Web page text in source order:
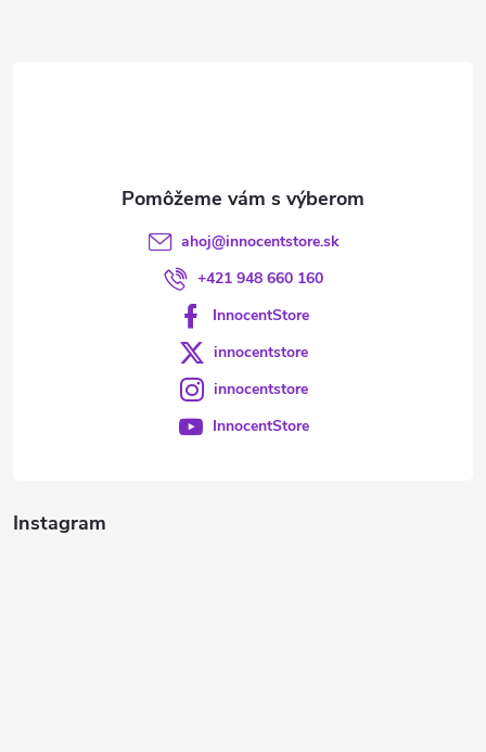
Instagram
ahoj@innocentstore.sk
+421 948 660 160
InnocentStore
innocentstore
innocentstore
InnocentStore